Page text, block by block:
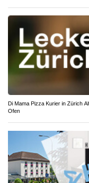
Di Mama Pizza Kurier in Zürich
Ofen